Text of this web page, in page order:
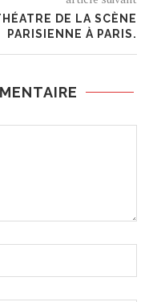
DE LA SCÈNE
PARISIENNE À PARIS.